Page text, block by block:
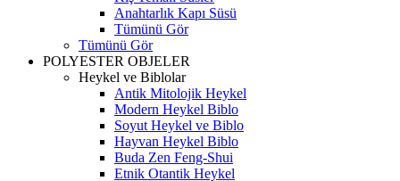
Anahtarlık Kapı Süsü
Tümünü Gör
Tümünü Gör
POLYESTER OBJELER
Heykel ve Biblolar
Antik Mitolojik Heykel
Modern Heykel Biblo
Soyut Heykel ve Biblo
Hayvan Heykel Biblo
Buda Zen Feng-Shui
Etnik Otantik Heykel